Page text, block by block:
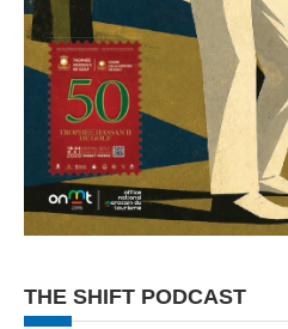
THE SHIFT PODCAST